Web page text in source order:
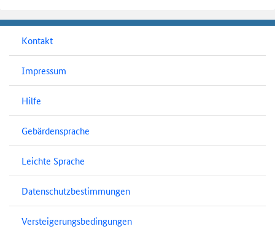
Kontakt
Impressum
Hilfe
Gebärdensprache
Leichte Sprache
Datenschutzbestimmungen
Versteigerungsbedingungen